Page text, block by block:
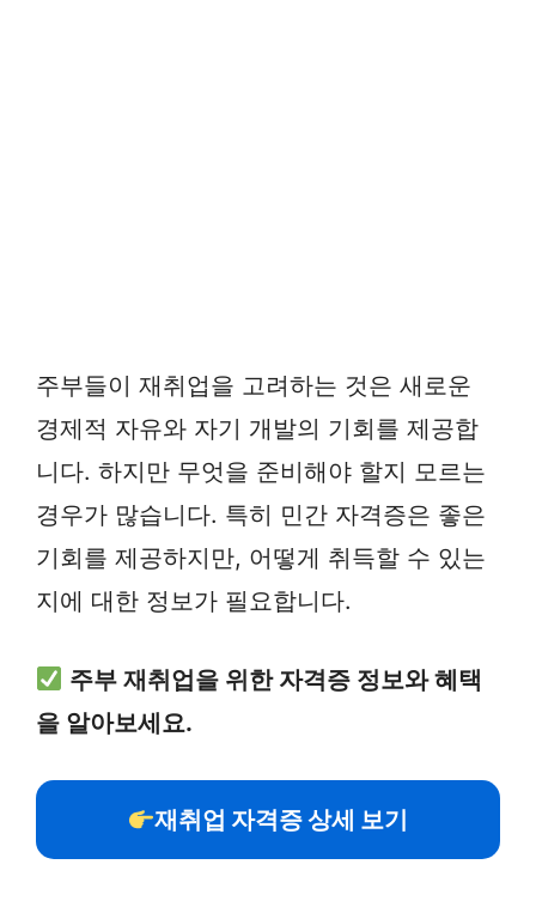
주부들이 재취업을 고려하는 것은 새로운
경제적 자유와 자기 개발의 기회를 제공합
니다. 하지만 무엇을 준비해야 할지 모르는
경우가 많습니다. 특히 민간 자격증은 좋은
기회를 제공하지만, 어떻게 취득할 수 있는
지에 대한 정보가 필요합니다.
주부 재취업을 위한 자격증 정보와 혜택
을 알아보세요.
재취업 자격증 상세 보기